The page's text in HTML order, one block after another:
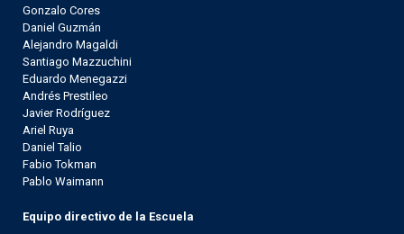
Gonzalo Cores
Daniel Guzmán
Alejandro Magaldi
Santiago Mazzuchini
Eduardo Menegazzi
Andrés Prestileo
Javier Rodríguez
Ariel Ruya
Daniel Talio
Fabio Tokman
Pablo Waimann
Equipo directivo de la Escuela